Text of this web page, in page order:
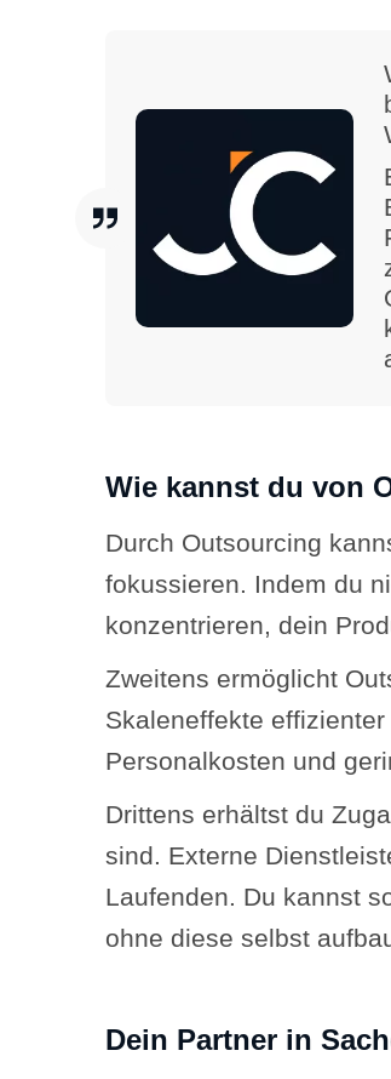
Wie kannst du von
Durch Outsourcing
fokussieren. Indem du
konzentrieren, dein
Zweitens ermöglicht
Skaleneffekte
Personalkosten und
Drittens erhältst du
sind. Externe
Laufenden. Du kannst
ohne diese selbst
Dein Partner in